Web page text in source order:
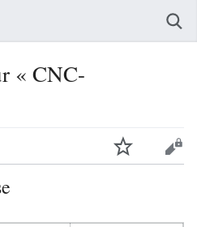
« CNC-